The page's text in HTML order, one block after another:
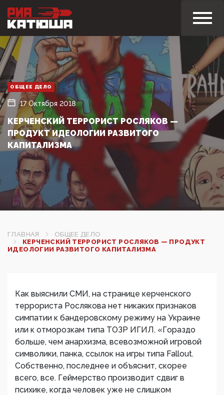
ОБЩЕЕ ДЕЛО
17 Октября 2018
КЕРЧЕНСКИЙ ТЕРРОРИСТ РОСЛЯКОВ —
ПРОДУКТ ИДЕОЛОГИИ РАЗВИТОГО
КАПИТАЛИЗМА
ГЛАВНАЯ
ОБЩЕЕ ДЕЛО
КЕРЧЕНСКИЙ ТЕРРОРИСТ РОСЛЯКОВ — ПРОДУКТ
ИДЕОЛОГИИ РАЗВИТОГО КАПИТАЛИЗМА
Как выяснили СМИ, на странице керченского
террориста Рослякова нет никаких признаков
симпатии к бандеровскому режиму на Украине
или к отморозкам типа ТОЗР ИГИЛ. «Гораздо
больше, чем анархизма, всевозможной игровой
символики, панка, ссылок на игры типа Fallout.
Собственно, последнее и объяснит, скорее
всего, все. Геймерство производит сдвиг в
психике, когда человек уже не слишком